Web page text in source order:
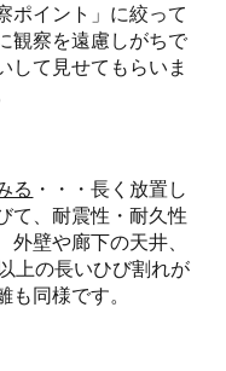
ポイント」に絞って
観察を遠慮しがちで
して見せてもらいま
る ・・・長く放置し
て、耐震性・耐久性
壁や廊下の天井、
上の長いひび割れが
も同様です。